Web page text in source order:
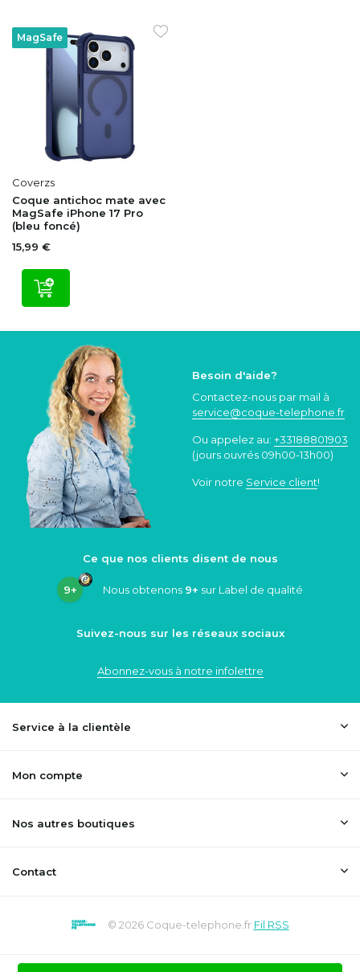
MagSafe
Coverzs
Coque antichoc mate avec
MagSafe iPhone 17 Pro
(bleu foncé)
15,99 €
Besoin d'aide?
Contactez-nous par mail à
service@coque-telephone.fr
Ou appelez au: +33188801903
(jours ouvrés 09h00-13h00)
Voir notre Service client!
Ce que nos clients disent de nous
9+ Nous obtenons 9+ sur Label de qualité
Suivez-nous sur les réseaux sociaux
Abonnez-vous à notre infolettre
Service à la clientèle
Mon compte
Nos autres boutiques
Contact
© 2026 Coque-telephone.fr Fil RSS